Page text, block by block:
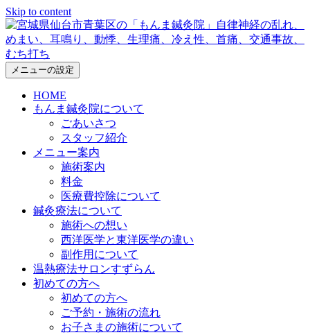
Skip to content
メニューの設定
HOME
もんま鍼灸院について
ごあいさつ
スタッフ紹介
メニュー案内
施術案内
料金
医療費控除について
鍼灸療法について
施術への想い
西洋医学と東洋医学の違い
副作用について
温熱療法サロンすずらん
初めての方へ
初めての方へ
ご予約・施術の流れ
お子さまの施術について